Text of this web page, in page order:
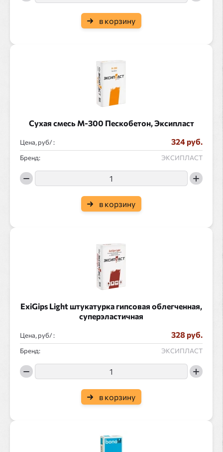
в корзину
Сухая смесь М-300 Пескобетон, Эксипласт
Цена, руб/ : 324 руб.
Бренд: ЭКСИПЛАСТ
в корзину
ExiGips Light штукатурка гипсовая облегченная,
суперэластичная
Цена, руб/ : 328 руб.
Бренд: ЭКСИПЛАСТ
в корзину